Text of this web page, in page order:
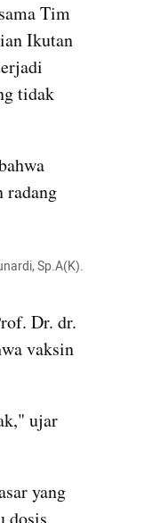
Tim
Ikutan
tidak
radang
Sp.A(K).
Dr. dr.
vaksin
ujar
yang